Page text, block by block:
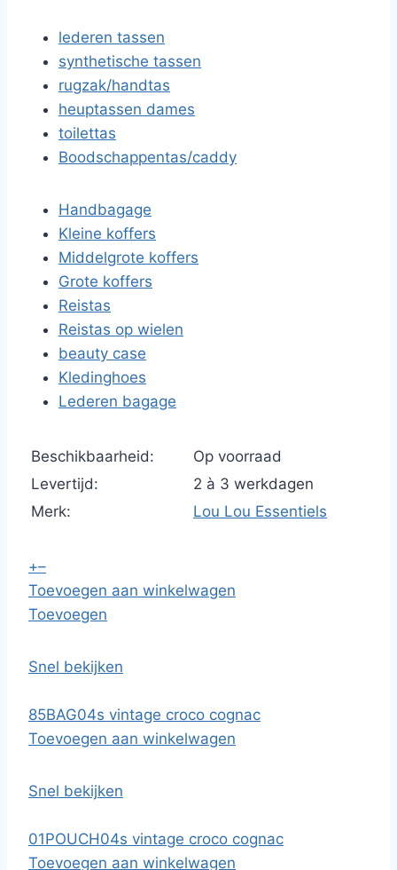
lederen tassen
synthetische tassen
rugzak/handtas
heuptassen dames
toilettas
Boodschappentas/caddy
Handbagage
Kleine koffers
Middelgrote koffers
Grote koffers
Reistas
Reistas op wielen
beauty case
Kledinghoes
Lederen bagage
Beschikbaarheid:
Op voorraad
Levertijd:
2 à 3 werkdagen
Merk:
Lou Lou Essentiels
+–
Toevoegen aan winkelwagen
Toevoegen
Snel bekijken
85BAG04s vintage croco cognac
Toevoegen aan winkelwagen
Snel bekijken
01POUCH04s vintage croco cognac
Toevoegen aan winkelwagen